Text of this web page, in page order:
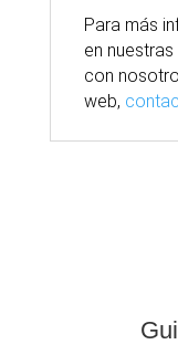
Para más
en nuestras
con
web,